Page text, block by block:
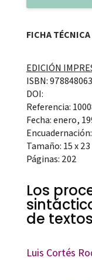
FICHA TÉCNICA
EDICIÓN
ISBN:
DOI:
Referencia:
Fecha: enero,
Tamaño: 15 x 23
Páginas: 202
Los
de textos
Luis Cortés